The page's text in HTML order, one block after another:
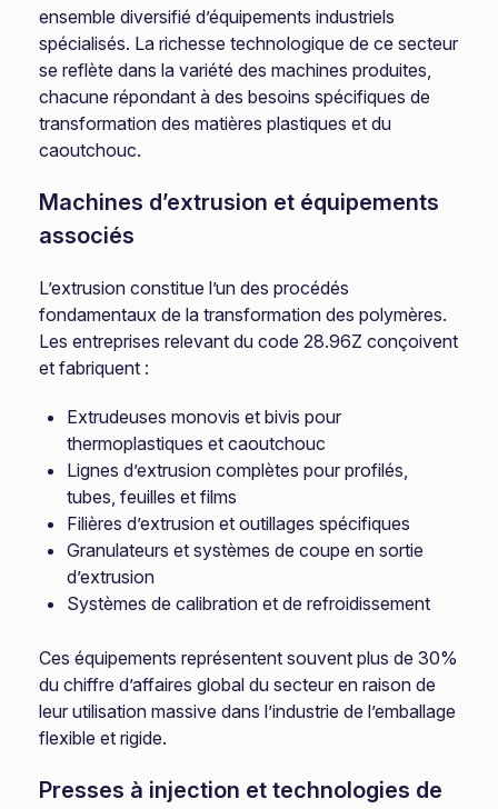
ensemble diversifié d’équipements industriels
spécialisés. La richesse technologique de ce secteur
se reflète dans la variété des machines produites,
chacune répondant à des besoins spécifiques de
transformation des matières plastiques et du
caoutchouc.
Machines d’extrusion et équipements
associés
L’extrusion constitue l’un des procédés
fondamentaux de la transformation des polymères.
Les entreprises relevant du code 28.96Z conçoivent
et fabriquent :
Extrudeuses monovis et bivis pour
thermoplastiques et caoutchouc
Lignes d’extrusion complètes pour profilés,
tubes, feuilles et films
Filières d’extrusion et outillages spécifiques
Granulateurs et systèmes de coupe en sortie
d’extrusion
Systèmes de calibration et de refroidissement
Ces équipements représentent souvent plus de 30%
du chiffre d’affaires global du secteur en raison de
leur utilisation massive dans l’industrie de l’emballage
flexible et rigide.
Presses à injection et technologies de